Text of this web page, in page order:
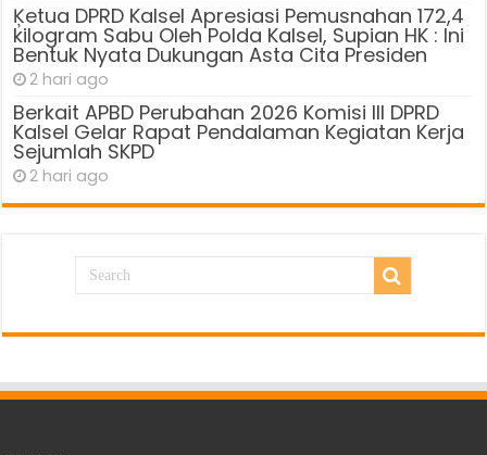
Ķetua DPRD Kalsel Apresiasi Pemusnahan 172,4
kilogram Sabu Oleh Polda Kalsel, Supian HK : Ini
Bentuk Nyata Dukungan Asta Cita Presiden
2 hari ago
Berkait APBD Perubahan 2026 Komisi III DPRD
Kalsel Gelar Rapat Pendalaman Kegiatan Kerja
Sejumlah SKPD
2 hari ago